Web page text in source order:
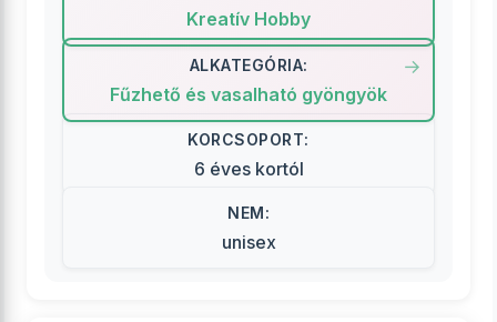
Kreatív Hobby
ALKATEGÓRIA:
Fűzhető és vasalható gyöngyök
KORCSOPORT:
6 éves kortól
NEM:
unisex